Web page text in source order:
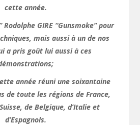
cette année.
GIRE “Gunsmoke” pour
mais aussi à un de nos
a pris goût lui aussi à ces
année réuni une soixantaine
de toute les régions de France,
de Belgique, d’Italie et
d’Espagnols.